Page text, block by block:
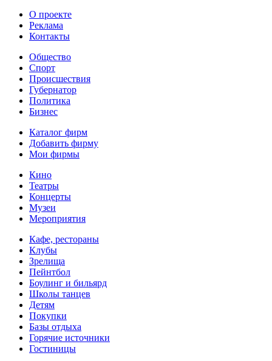
О проекте
Реклама
Контакты
Общество
Спорт
Происшествия
Губернатор
Политика
Бизнес
Каталог фирм
Добавить фирму
Мои фирмы
Кино
Театры
Концерты
Музеи
Мероприятия
Кафе, рестораны
Клубы
Зрелища
Пейнтбол
Боулинг и бильярд
Школы танцев
Детям
Покупки
Базы отдыха
Горячие источники
Гостиницы